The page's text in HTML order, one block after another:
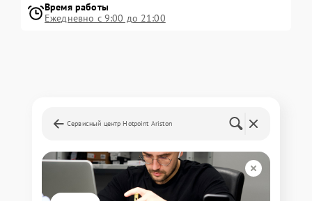
Время работы
Ежедневно с 9:00 до 21:00
Сервисный центр Hotpoint Ariston